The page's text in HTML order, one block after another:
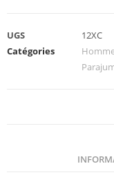
UGS
12XC
Catégories